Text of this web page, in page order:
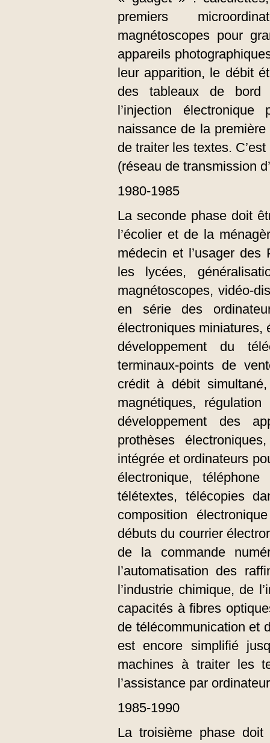
premiers
magnétoscopes pour
appareils
leur apparition, le débit
des tableaux de bord
l’injection
naissance de la
de traiter les textes.
(réseau de transmission
1980-1985
La seconde phase doit
l’écolier et de la
médecin et l’usager
les lycées,
magnétoscopes, vidéo-
en série des
électroniques miniatures,
développement du
terminaux-points de
crédit à débit
magnétiques,
développement des
prothèses
intégrée et ordinateurs
électronique,
télétextes, télécopies
composition
débuts du courrier
de la commande
l’automatisation des
l’industrie chimique, de
capacités à fibres
de télécommunication et
est encore simplifié
machines à traiter les
l’assistance par
1985-1990
La troisième phase